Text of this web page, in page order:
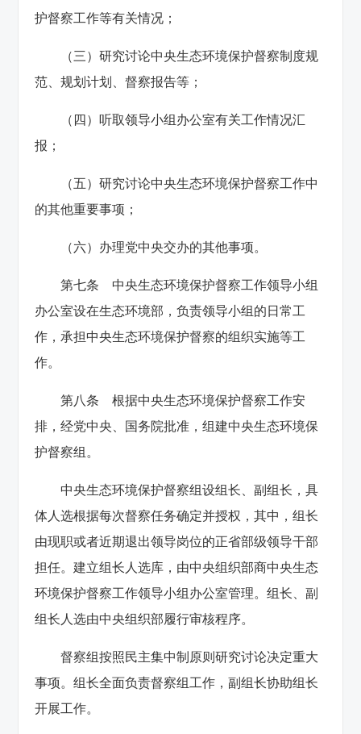
护督察工作等有关情况；
（三）研究讨论中央生态环境保护督察制度规
范、规划计划、督察报告等；
（四）听取领导小组办公室有关工作情况汇
报；
（五）研究讨论中央生态环境保护督察工作中
的其他重要事项；
（六）办理党中央交办的其他事项。
第七条 中央生态环境保护督察工作领导小组
办公室设在生态环境部，负责领导小组的日常工
作，承担中央生态环境保护督察的组织实施等工
作。
第八条 根据中央生态环境保护督察工作安
排，经党中央、国务院批准，组建中央生态环境保
护督察组。
中央生态环境保护督察组设组长、副组长，具
体人选根据每次督察任务确定并授权，其中，组长
由现职或者近期退出领导岗位的正省部级领导干部
担任。建立组长人选库，由中央组织部商中央生态
环境保护督察工作领导小组办公室管理。组长、副
组长人选由中央组织部履行审核程序。
督察组按照民主集中制原则研究讨论决定重大
事项。组长全面负责督察组工作，副组长协助组长
开展工作。